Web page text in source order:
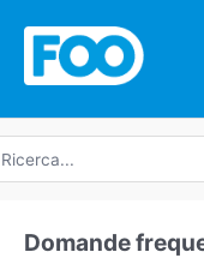
Domande